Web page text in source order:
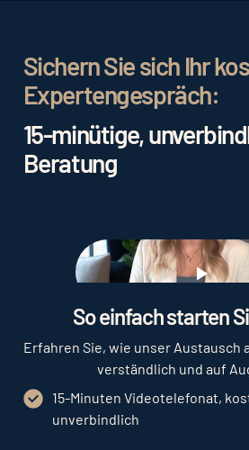
relevanter Betreff
in derBest-Practice-Liste: 25
Hotelnewsletter
Sichern Sie sich Ihr
Expertengespräch:
15-minütige,
Beratung
Play
So einfach starten
Erfahren Sie, wie unser Austausch
verständlich und auf
15-Minuten Videotelefonat,
unverbindlich